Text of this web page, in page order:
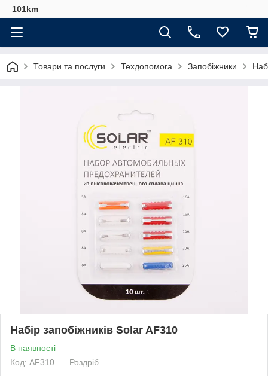
101km
Товари та послуги Техдопомога Запобіжники
Набір запобіжників Solar AF310
В наявності
Код: AF310
Роздріб